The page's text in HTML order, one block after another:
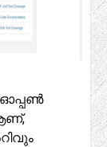
ഓപ്പൺ